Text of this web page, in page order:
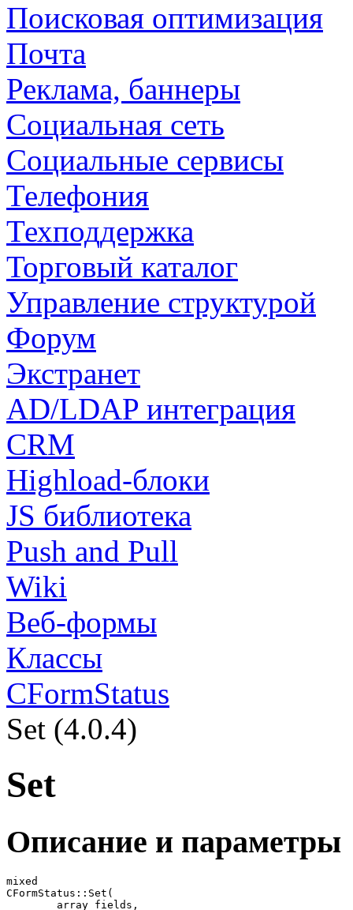
Поисковая оптимизация
Почта
Реклама, баннеры
Социальная сеть
Социальные сервисы
Телефония
Техподдержка
Торговый каталог
Управление структурой
Форум
Экстранет
AD/LDAP интеграция
CRM
Highload-блоки
JS библиотека
Push and Pull
Wiki
Веб-формы
Классы
CFormStatus
Set (4.0.4)
Set
Описание и параметры
mixed
CFormStatus::Set(